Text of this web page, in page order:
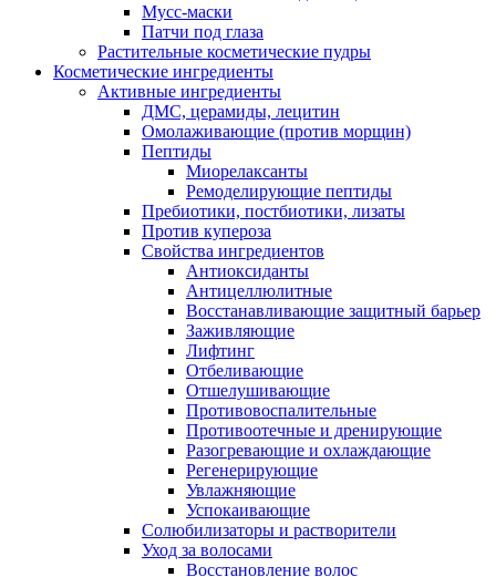
Мусс-маски
Патчи под глаза
Растительные косметические пудры
Косметические ингредиенты
Активные ингредиенты
ДМС, церамиды, лецитин
Омолаживающие (против морщин)
Пептиды
Миорелаксанты
Ремоделирующие пептиды
Пребиотики, постбиотики, лизаты
Против купероза
Свойства ингредиентов
Антиоксиданты
Антицеллюлитные
Восстанавливающие защитный барьер
Заживляющие
Лифтинг
Отбеливающие
Отшелушивающие
Противовоспалительные
Противоотечные и дренирующие
Разогревающие и охлаждающие
Регенерирующие
Увлажняющие
Успокаивающие
Солюбилизаторы и растворители
Уход за волосами
Восстановление волос